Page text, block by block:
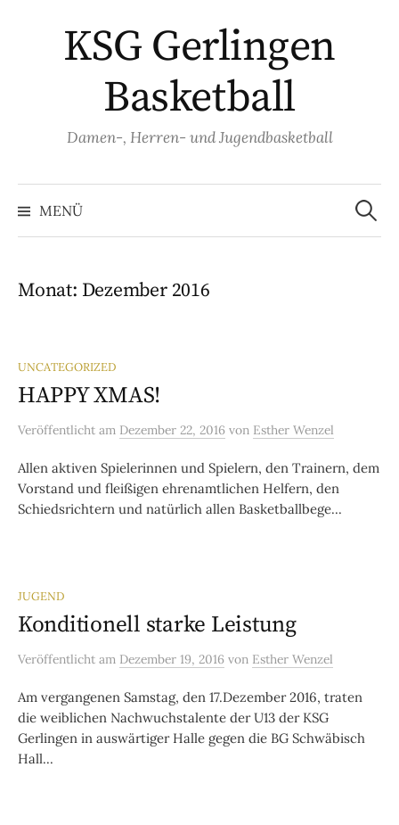
KSG Gerlingen
Basketball
Damen-, Herren- und Jugendbasketball
MENÜ
Suchen
nach:
Monat: Dezember 2016
UNCATEGORIZED
HAPPY XMAS!
Veröffentlicht am Dezember 22, 2016 von Esther Wenzel
Allen aktiven Spielerinnen und Spielern, den Trainern, dem
Vorstand und fleißigen ehrenamtlichen Helfern, den
Schiedsrichtern und natürlich allen Basketballbege...
JUGEND
Konditionell starke Leistung
Veröffentlicht am Dezember 19, 2016 von Esther Wenzel
Am vergangenen Samstag, den 17.Dezember 2016, traten
die weiblichen Nachwuchstalente der U13 der KSG
Gerlingen in auswärtiger Halle gegen die BG Schwäbisch
Hall...